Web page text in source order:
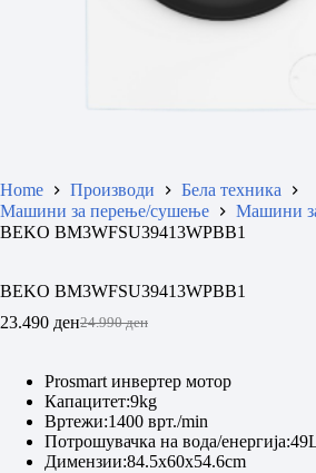
Home Производи
Бела техника
Машини за перење/сушење
Машини
BEKO BM3WFSU39413WPBB1
BEKO BM3WFSU39413WPBB1
24.990ден
Original
24.990 ден.
23.490 денCurrent
23.490 ден.
Prosmart инвертер мотор
Капацитет:9kg
Вртежи:1400 врт./min
Потрошувачка на вода/
Димензии:84.5x60x54.6cm